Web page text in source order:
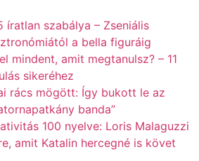
íratlan szabálya – Zseniális
a bella figuráig
mindent, amit megtanulsz? – 11
sikeréhez
rács mögött: Így bukott le az
banda”
100 nyelve: Loris Malaguzzi
amit Katalin hercegné is követ